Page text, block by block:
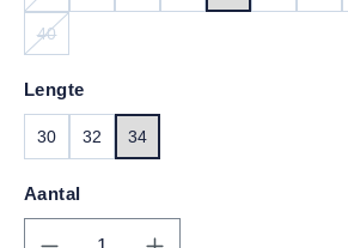
40
Lengte
30 32 34
Aantal
Producthoeveelheid: